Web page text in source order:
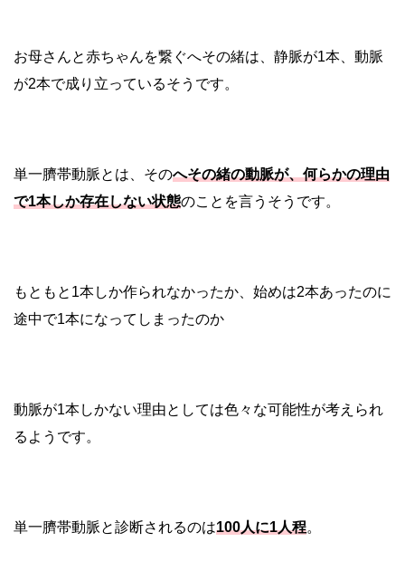
お母さんと赤ちゃんを繋ぐへその緒は、静脈が1本、動脈
が2本で成り立っているそうです。
単一臍帯動脈とは、そのへその緒の動脈が、何らかの理由
で1本しか存在しない状態のことを言うそうです。
もともと1本しか作られなかったか、始めは2本あったのに
途中で1本になってしまったのか
動脈が1本しかない理由としては色々な可能性が考えられ
るようです。
単一臍帯動脈と診断されるのは100人に1人程。